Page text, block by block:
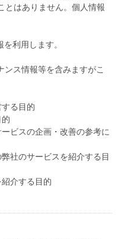
とはありません。個人情報
利用します。
ス情報等を含みますがこ
る目的
ビスの企画・改善の参考に
社のサービスを紹介する目
介する目的